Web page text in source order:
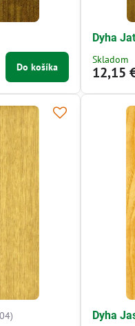
Do košíka
Dyha
Skladom
12,15
Dyha